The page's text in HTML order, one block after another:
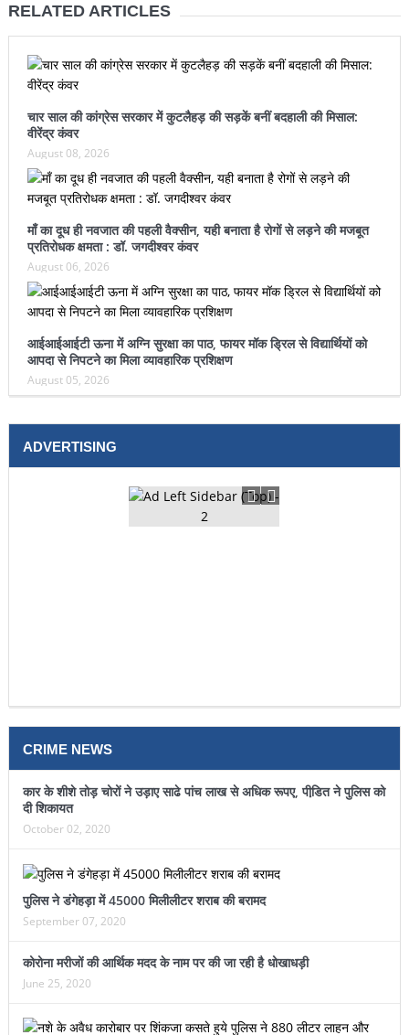
RELATED ARTICLES
चार साल की कांग्रेस सरकार में कुटलैहड़ की सड़कें बनीं बदहाली की मिसाल:
वीरेंद्र कंवर
August 08, 2026
माँ का दूध ही नवजात की पहली वैक्सीन, यही बनाता है रोगों से लड़ने की मजबूत
प्रतिरोधक क्षमता : डॉ. जगदीश्वर कंवर
August 06, 2026
आईआईआईटी ऊना में अग्नि सुरक्षा का पाठ, फायर मॉक ड्रिल से विद्यार्थियों को
आपदा से निपटने का मिला व्यावहारिक प्रशिक्षण
August 05, 2026
ADVERTISING
CRIME NEWS
कार के शीशे तोड़ चोरों ने उड़ाए साढे पांच लाख से अधिक रूपए, पीडि़त ने पुलिस को
दी शिकायत
October 02, 2020
पुलिस ने डंगेहड़ा में 45000 मिलीलीटर शराब की बरामद
September 07, 2020
कोरोना मरीजों की आर्थिक मदद के नाम पर की जा रही है धोखाधड़ी
June 25, 2020